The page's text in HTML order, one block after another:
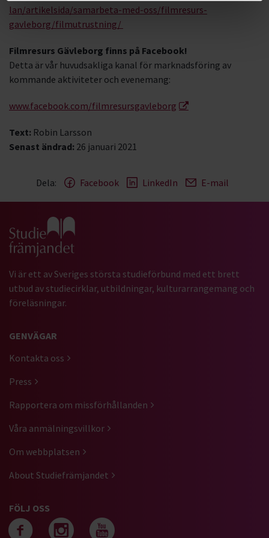
lan/artikelsida/samarbeta-med-oss/filmresurs-
gavleborg/filmutrustning/
Filmresurs Gävleborg finns på Facebook!
Detta är vår huvudsakliga kanal för marknadsföring av
kommande aktiviteter och evenemang:
www.facebook.com/filmresursgavleborg
Text: Robin Larsson
Senast ändrad: 26 januari 2021
Dela: Facebook LinkedIn E-mail
Gå till studiefrämjandets startsida
Vi är ett av Sveriges största studieförbund med ett brett
utbud av studiecirklar, utbildningar, kulturarrangemang och
föreläsningar.
GENVÄGAR
Kontakta oss
Press
Rapportera om missförhållanden
Våra anmälningsvillkor
Om webbplatsen
About Studiefrämjandet
FÖLJ OSS